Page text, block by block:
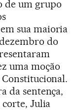
de um grupo
sua maioria
do
uma moção
da sentença,
Julia